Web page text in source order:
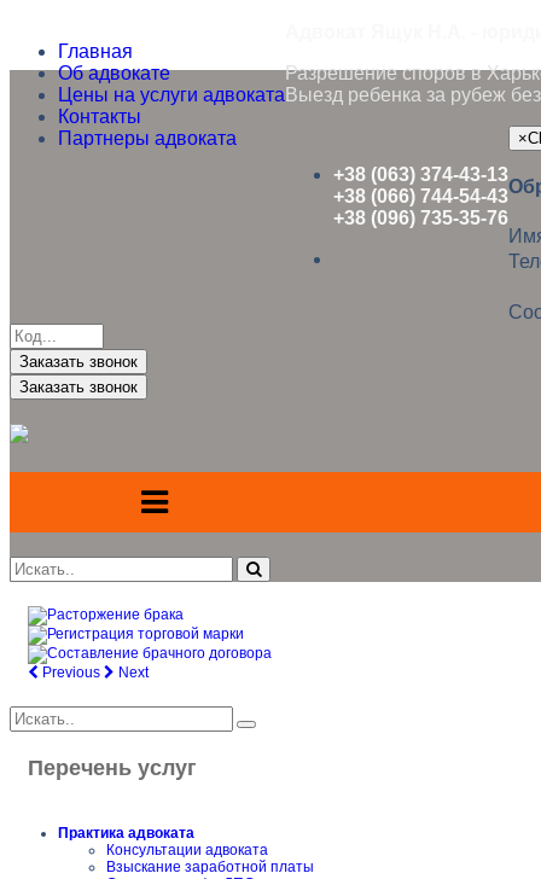
Главная
Об адвокате
Цены на услуги адвоката
Контакты
Партнеры адвоката
Разрешение споров в
Выезд ребенка за рубеж
+38 (063) 374-43-13
+38 (066) 744-54-43
+38 (096) 735-35-76
×
Заказать звонок
Previous Next
Перечень услуг
Практика адвоката
Консультации адвоката
Взыскание заработной платы